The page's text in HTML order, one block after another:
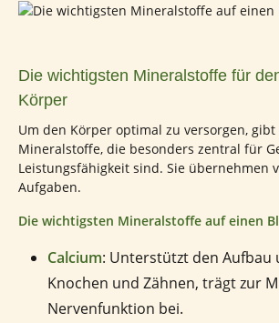
Die wichtigsten Mineralstoffe für
Körper
Um den Körper optimal zu versorgen, gibt
Mineralstoffe, die besonders zentral für
Leistungsfähigkeit sind. Sie übernehmen
Aufgaben.
Die wichtigsten Mineralstoffe auf einen
Calcium: Unterstützt den Aufbau
Knochen und Zähnen, trägt zur
Nervenfunktion bei.